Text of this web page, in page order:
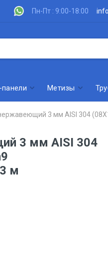
Пн-Пт : 9:00-18:00
Метизы
3 мм AISI 304
3 мм AISI 304
м